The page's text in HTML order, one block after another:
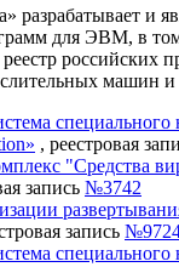
и
для ЭВМ, в
российских
машин и
специального
, реестровая
"Средства
запись №3742
запись
специального